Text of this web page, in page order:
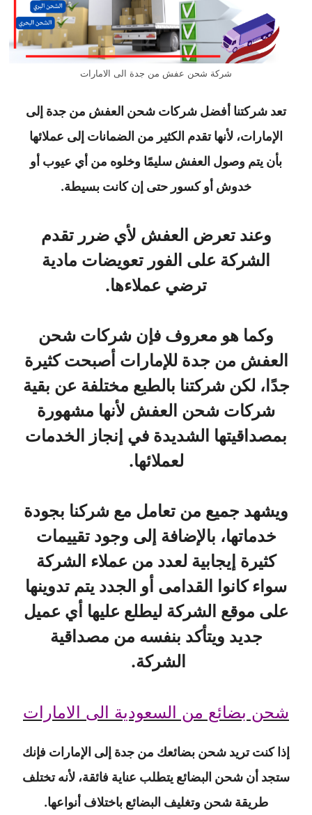
شركة شحن عفش من جدة الى الامارات
تعد شركتنا أفضل شركات شحن العفش من جدة إلى
الإمارات، لأنها تقدم الكثير من الضمانات إلى عملائها
بأن يتم وصول العفش سليمًا وخلوه من أي عيوب أو
خدوش أو كسور حتى إن كانت بسيطة.
وعند تعرض العفش لأي ضرر تقدم
الشركة على الفور تعويضات مادية
ترضي عملاءها.
وكما هو معروف فإن شركات شحن
العفش من جدة للإمارات أصبحت كثيرة
جدًا، لكن شركتنا بالطبع مختلفة عن بقية
شركات شحن العفش لأنها مشهورة
بمصداقيتها الشديدة في إنجاز الخدمات
لعملائها.
ويشهد جميع من تعامل مع شركنا بجودة
خدماتها، بالإضافة إلى وجود تقييمات
كثيرة إيجابية لعدد من عملاء الشركة
سواء كانوا القدامى أو الجدد يتم تدوينها
على موقع الشركة ليطلع عليها أي عميل
جديد ويتأكد بنفسه من مصداقية
الشركة.
شحن بضائع من السعودية الى الامارات
إذا كنت تريد شحن بضائعك من جدة إلى الإمارات فإنك
ستجد أن شحن البضائع يتطلب عناية فائقة، لأنه تختلف
طريقة شحن وتغليف البضائع باختلاف أنواعها.